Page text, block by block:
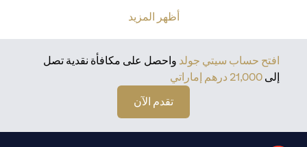
المستثمر. الأداء السابق ليس مؤشرا على النتائج المستقبلية: الأسعار
في استثمارات و / أو منتجات خزينة مقومة بعملة أجنبية (غير محلية) على
دراية بمخاطر تقلبات أسعار الصرف التي قد تتسبب في خسارة رأس
المال عند تحويل العملة الأجنبية إلى العملة المحلية للمستثمرين. لا تتوفر
منتجات الاستثمار والخزانة للأشخاص الأمريكيين. تخضع جميع طلبات
الاستثمار ومنتجات الخزينة لشروط وأحكام الاستثمار الفردي ومنتجات
الخزينة. يدرك العميل أنه من مسؤوليته طلب المشورة القانونية و / أو
أظهر المزيد
افتح حساب سيتي جولد واحصل على مكافأة نقدية تصل
إلى
تقدم الآن